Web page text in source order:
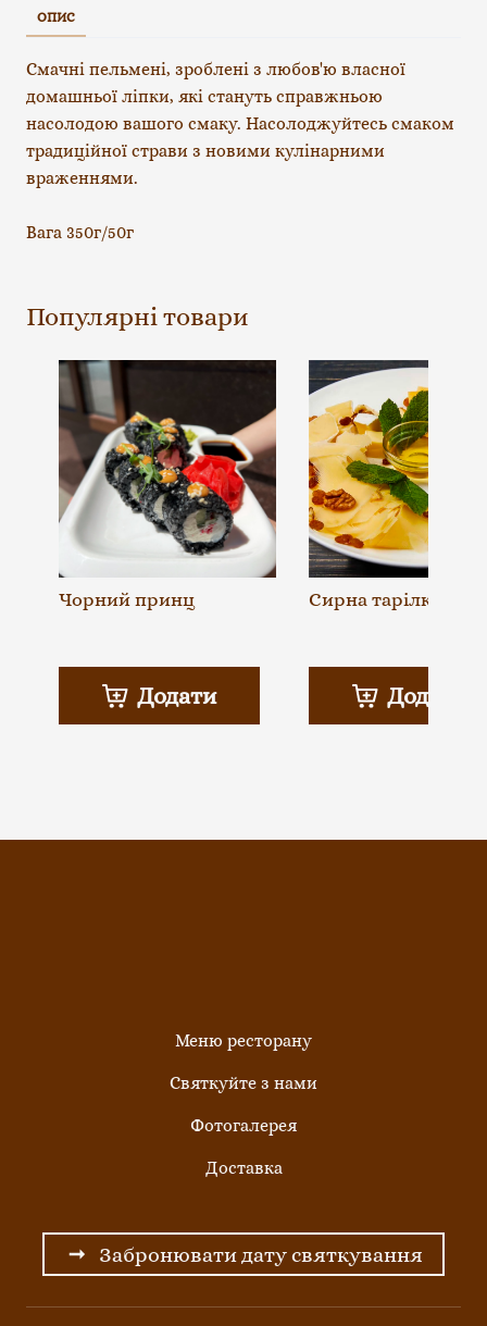
ОПИС
Смачні пельмені, зроблені з любов'ю власної
домашньої ліпки, які стануть справжньою
насолодою вашого смаку. Насолоджуйтесь смаком
традиційної страви з новими кулінарними
враженнями.
Вага 350г/50г
Популярні товари
Чорний принц
Додати
Сирна тарілка
Додати
Меню ресторану
Святкуйте з нами
Фотогалерея
Доставка
Забронювати дату святкування